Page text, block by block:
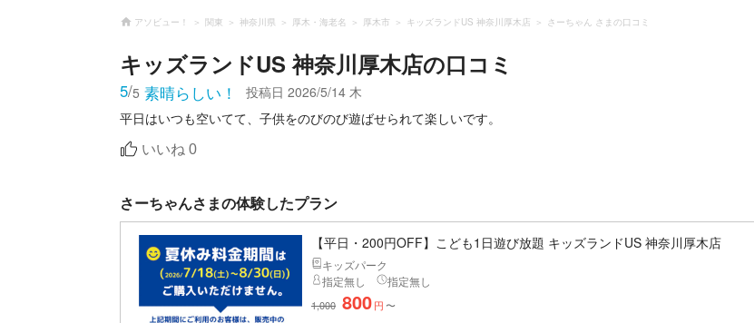
アソビュー！ 関東 神奈川県 厚木・海老名 厚木市 キッズランドUS 神奈川厚木店 さーちゃん さまの口コミ
キッズランドUS 神奈川厚木店の口コミ
5/5 素晴らしい！ 投稿日 2026/5/14 木
平日はいつも空いてて、子供をのびのび遊ばせられて楽しいです。
いいね 0
さーちゃんさまの体験したプラン
【平日・200円OFF】こども1日遊び放題 キッズランドUS 神奈川厚木店
キッズパーク
指定無し
指定無し
1,000 800円 〜